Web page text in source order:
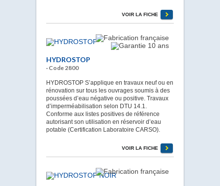
VOIR LA FICHE
HYDROSTOP
· Code 2800
HYDROSTOP S’applique en travaux neuf ou en
rénovation sur tous les ouvrages soumis à des
poussées d’eau négative ou positive. Travaux
d’imperméabilisation selon DTU 14.1.
Conforme aux listes positives de référence
autorisant son utilisation en réservoir d’eau
potable (Certification Laboratoire CARSO).
VOIR LA FICHE